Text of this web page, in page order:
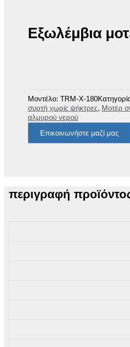
Εξωλέμβια
Μοντέλο: TRM-X-180
συρτή χωρίς ψήκτρες, Μοτέρ
αλμυρού νερού
Επικοινωνήστε μαζί μας
περιγραφή